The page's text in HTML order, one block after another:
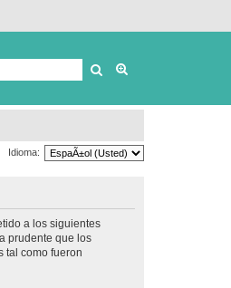
Buscar
Idioma:
a los siguientes
prudente que los
tal como fueron